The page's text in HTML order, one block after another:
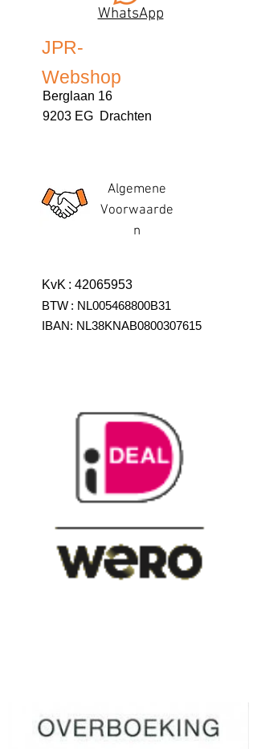
WhatsApp
JPR-
Webshop
Berglaan 16
9203 EG Drachten
Algemene
Voorwaarde
n
KvK : 42065953
BTW : NL005468800B31
IBAN: NL38KNAB0800307615